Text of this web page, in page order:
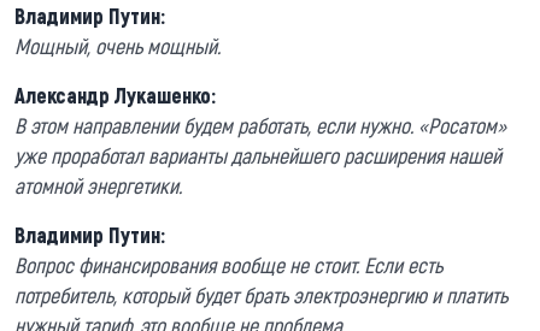
Владимир Путин:
Мощный, очень мощный.
Александр Лукашенко:
В этом направлении будем работать, если нужно. «Росатом»
уже проработал варианты дальнейшего расширения нашей
атомной энергетики.
Владимир Путин:
Вопрос финансирования вообще не стоит. Если есть
потребитель, который будет брать электроэнергию и платить
нужный тариф, это вообще не проблема.